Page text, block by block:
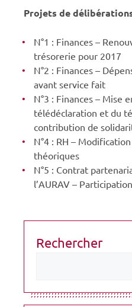
Projets de
N°1 : Finances –
trésorerie pour 2017
N°2 : Finances –
avant service fait
N°3 : Finances – Mise
télédéclaration et du
contribution de
N°4 : RH –
théoriques
N°5 : Contrat
l’AURAV –
Rechercher